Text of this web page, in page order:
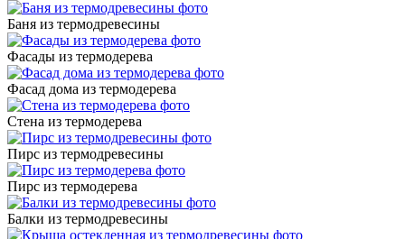
Баня из термодревесины
Фасады из термодерева
Фасад дома из термодерева
Стена из термодерева
Пирс из термодревесины
Пирс из термодерева
Балки из термодревесины